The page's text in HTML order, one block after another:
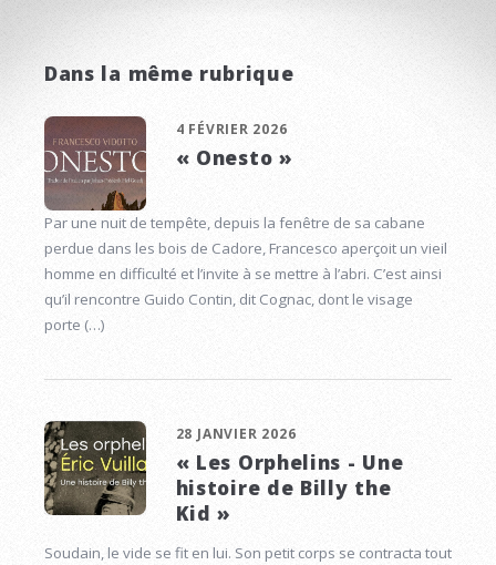
Dans la même rubrique
4 FÉVRIER 2026
« Onesto »
Par une nuit de tempête, depuis la fenêtre de sa cabane
perdue dans les bois de Cadore, Francesco aperçoit un vieil
homme en difficulté et l’invite à se mettre à l’abri. C’est ainsi
qu’il rencontre Guido Contin, dit Cognac, dont le visage
porte (…)
28 JANVIER 2026
« Les Orphelins - Une
histoire de Billy the
Kid »
Soudain, le vide se fit en lui. Son petit corps se contracta tout